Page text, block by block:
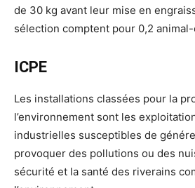
de 30 kg avant leur mise en
sélection comptent pour 0,2
ICPE
Les installations classées pour la
l’environnement sont les
industrielles susceptibles de
provoquer des pollutions ou des
sécurité et la santé des riverains